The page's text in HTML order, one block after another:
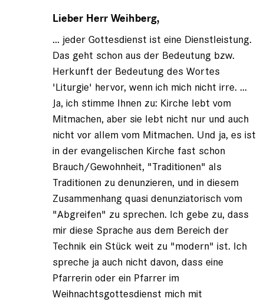
auf
Frederic
Weihberg
(nicht
registriert)
Lieber Herr Weihberg,
... jeder Gottesdienst ist eine Dienstleistung.
Das geht schon aus der Bedeutung bzw.
Herkunft der Bedeutung des Wortes
'Liturgie' hervor, wenn ich mich nicht irre. ...
Ja, ich stimme Ihnen zu: Kirche lebt vom
Mitmachen, aber sie lebt nicht nur und auch
nicht vor allem vom Mitmachen. Und ja, es ist
in der evangelischen Kirche fast schon
Brauch/Gewohnheit, "Traditionen" als
Traditionen zu denunzieren, und in diesem
Zusammenhang quasi denunziatorisch vom
"Abgreifen" zu sprechen. Ich gebe zu, dass
mir diese Sprache aus dem Bereich der
Technik ein Stück weit zu "modern" ist. Ich
spreche ja auch nicht davon, dass eine
Pfarrerin oder ein Pfarrer im
Weihnachtsgottesdienst mich mit